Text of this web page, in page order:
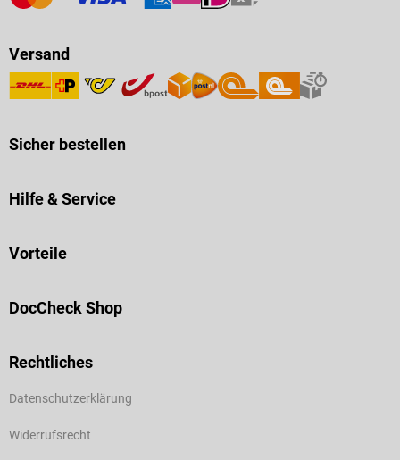
Versand
Sicher bestellen
Hilfe & Service
Vorteile
DocCheck Shop
Rechtliches
Datenschutzerklärung
Widerrufsrecht